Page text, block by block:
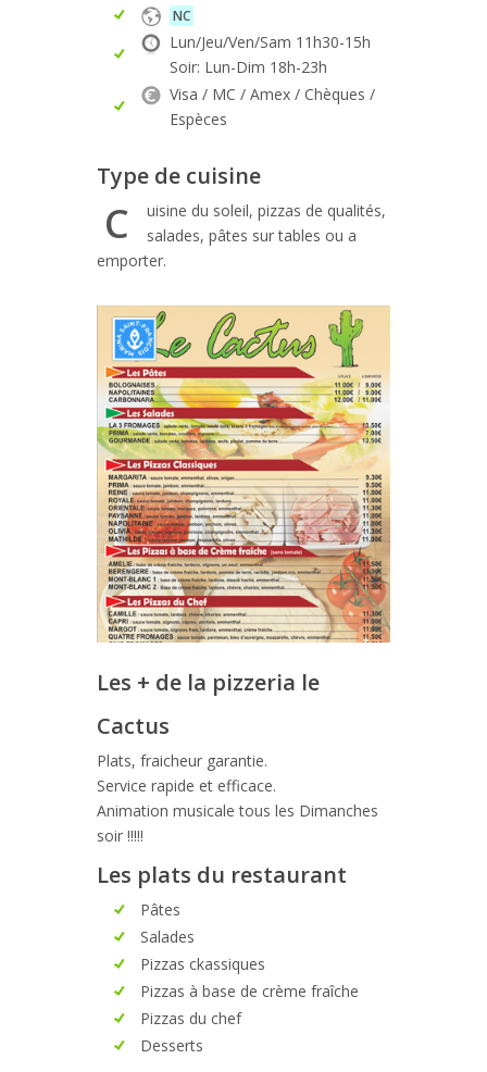
NC
Lun/Jeu/Ven/Sam 11h30-15h
Soir: Lun-Dim 18h-23h
Visa / MC / Amex / Chèques /
Espèces
Type de cuisine
C
uisine du soleil, pizzas de qualités,
salades, pâtes sur tables ou a
emporter.
Les + de la pizzeria le
Cactus
Plats, fraicheur garantie.
Service rapide et efficace.
Animation musicale tous les Dimanches
soir !!!!!
Les plats du restaurant
Pâtes
Salades
Pizzas ckassiques
Pizzas à base de crème fraîche
Pizzas du chef
Desserts